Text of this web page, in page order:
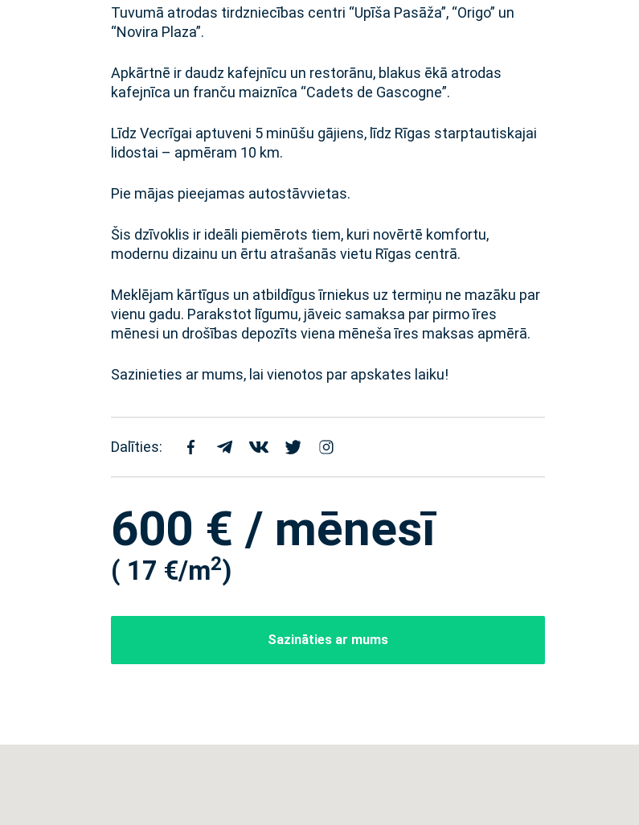
Tuvumā atrodas tirdzniecības centri “Upīša Pasāža”, “Origo” un
“Novira Plaza”.
Apkārtnē ir daudz kafejnīcu un restorānu, blakus ēkā atrodas
kafejnīca un franču maiznīca “Cadets de Gascogne”.
Līdz Vecrīgai aptuveni 5 minūšu gājiens, līdz Rīgas starptautiskajai
lidostai – apmēram 10 km.
Pie mājas pieejamas autostāvvietas.
Šis dzīvoklis ir ideāli piemērots tiem, kuri novērtē komfortu,
modernu dizainu un ērtu atrašanās vietu Rīgas centrā.
Meklējam kārtīgus un atbildīgus īrniekus uz termiņu ne mazāku par
vienu gadu. Parakstot līgumu, jāveic samaksa par pirmo īres
mēnesi un drošības depozīts viena mēneša īres maksas apmērā.
Sazinieties ar mums, lai vienotos par apskates laiku!
Dalīties:
600 € / mēnesī
( 17 €/m2)
Sazināties ar mums